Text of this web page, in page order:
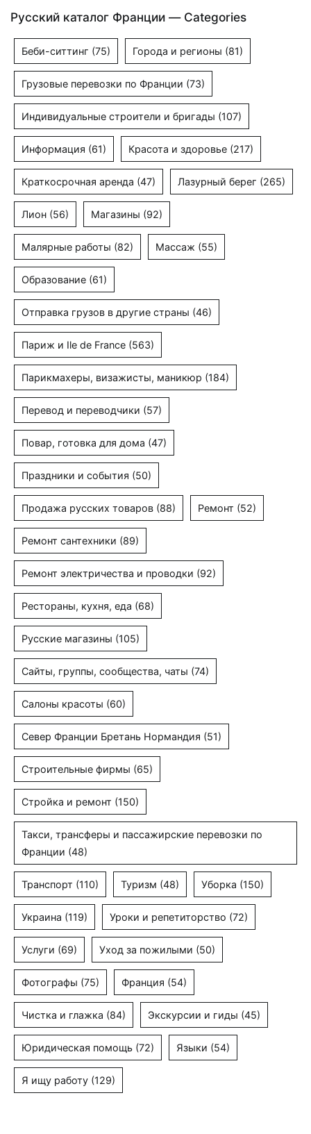
Русский каталог Франции — Categories
Беби-ситтинг (75) Города и регионы (81)
Грузовые перевозки по Франции (73)
Индивидуальные строители и бригады (107)
Информация (61) Красота и здоровье (217)
Краткосрочная аренда (47) Лазурный берег (265)
Лион (56) Магазины (92)
Малярные работы (82) Массаж (55)
Образование (61)
Отправка грузов в другие страны (46)
Париж и Ile de France (563)
Парикмахеры, визажисты, маникюр (184)
Перевод и переводчики (57)
Повар, готовка для дома (47)
Праздники и события (50)
Продажа русских товаров (88) Ремонт (52)
Ремонт сантехники (89)
Ремонт электричества и проводки (92)
Рестораны, кухня, еда (68)
Русские магазины (105)
Сайты, группы, сообщества, чаты (74)
Салоны красоты (60)
Север Франции Бретань Нормандия (51)
Строительные фирмы (65)
Стройка и ремонт (150)
Такси, трансферы и пассажирские перевозки по
Франции (48)
Транспорт (110) Туризм (48) Уборка (150)
Украина (119) Уроки и репетиторство (72)
Услуги (69) Уход за пожилыми (50)
Фотографы (75) Франция (54)
Чистка и глажка (84) Экскурсии и гиды (45)
Юридическая помощь (72) Языки (54)
Я ищу работу (129)